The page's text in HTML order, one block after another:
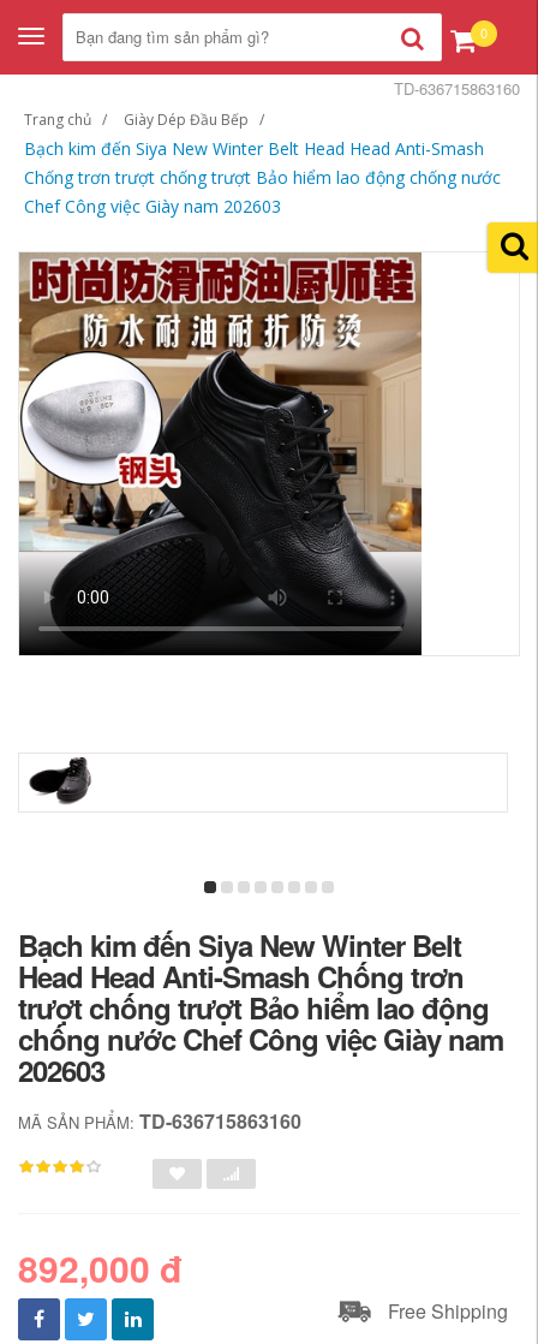
Toggle
navigation
0
Trang chủ Giày Dép Đầu Bếp
Bạch kim đến Siya New Winter Belt Head Head Anti-Smash
Chống trơn trượt chống trượt Bảo hiểm lao động chống nước
Chef Công việc Giày nam 202603
TD-636715863160
Bạch kim đến Siya New Winter Belt
Head Head Anti-Smash Chống trơn
trượt chống trượt Bảo hiểm lao động
chống nước Chef Công việc Giày nam
202603
MÃ SẢN PHẨM: TD-636715863160
892,000 đ
Free Shipping